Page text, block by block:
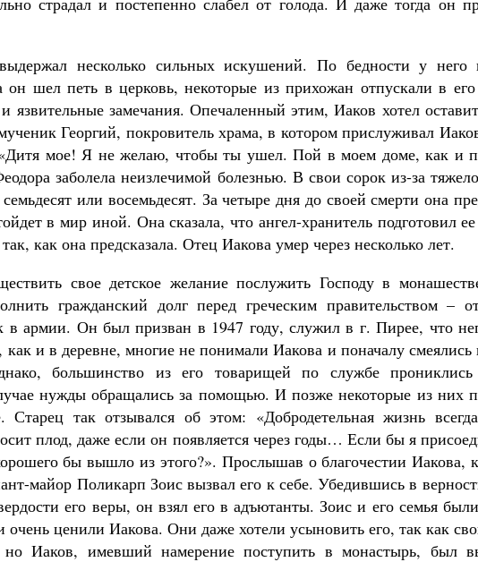
несколько сильных искушений. По бедности у него
он шел петь в церковь, некоторые из прихожан отпускали в
язвительные замечания. Опечаленный этим, Иаков хотел
Георгий, покровитель храма, в котором прислуживал
мое! Я не желаю, чтобы ты ушел. Пой в моем доме, как и
заболела неизлечимой болезнью. В свои сорок из-за
или восемьдесят. За четыре дня до своей смерти она
в мир иной. Она сказала, что ангел-хранитель подготовил ее
как она предсказала. Отец Иакова умер через несколько лет.
свое детское желание послужить Господу в
гражданский долг перед греческим правительством –
в армии. Он был призван в 1947 году, служил в г. Пирее, что
и в деревне, многие не понимали Иакова и поначалу смеялись
большинство из его товарищей по службе
нужды обращались за помощью. И позже некоторые из них
Старец так отзывался об этом: «Добродетельная жизнь
плод, даже если он появляется через годы… Если бы я
бы вышло из этого?». Прослышав о благочестии Иакова,
майор Поликарп Зоис вызвал его к себе. Убедившись в
его веры, он взял его в адъютанты. Зоис и его семья
очень ценили Иакова. Они даже хотели усыновить его, так как
Иаков, имевший намерение поступить в монастырь, был